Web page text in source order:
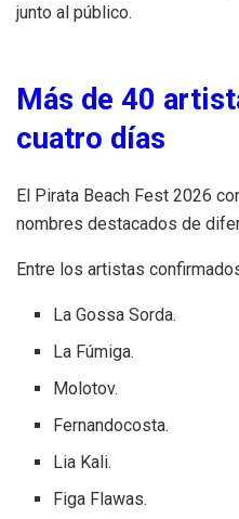
junto al público.
Más de 40
cuatro días
El Pirata Beach Fest 2026
nombres destacados de
Entre los artistas
La Gossa Sorda.
La Fúmiga.
Molotov.
Fernandocosta.
Lia Kali.
Figa Flawas.